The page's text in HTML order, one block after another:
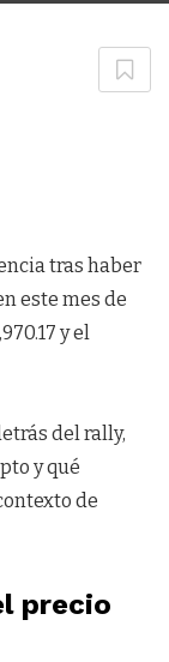
tras haber
este mes de
y el
del rally,
y qué
de
precio